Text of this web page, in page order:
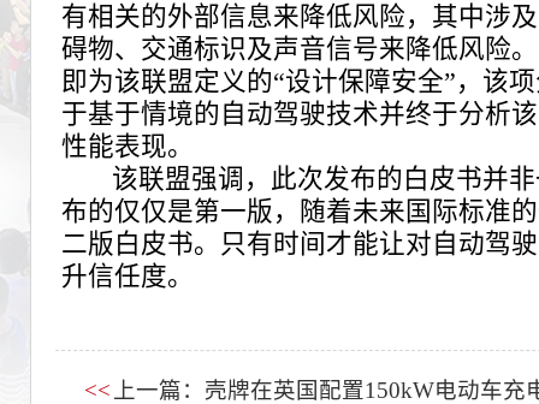
有相关的外部信息来降低风险，其中涉
碍物、交通标识及声音信号来降低风险
即为该联盟定义的“设计保障安全”，该
于基于情境的自动驾驶技术并终于分析
性能表现。
该联盟强调，此次发布的白皮书并
布的仅仅是第一版，随着未来国际标准
二版白皮书。只有时间才能让对自动驾
升信任度。
<< 上一篇：壳牌在英国配置150kW电动车充